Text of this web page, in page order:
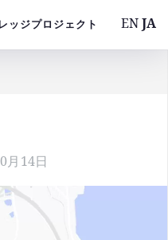
ッジプロジェクト
月14日
ENJA